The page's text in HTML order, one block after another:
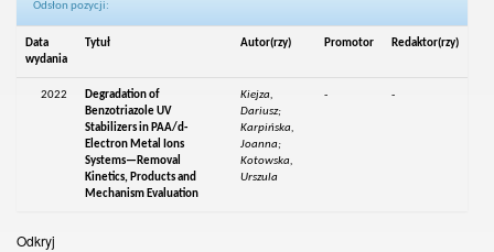
Odsłon pozycji:
Data
wydania
Tytuł Autor(rzy) Promotor Redaktor(rzy)
2022
Degradation of
Benzotriazole UV
Stabilizers in PAA/d-
Electron Metal Ions
Systems—Removal
Kinetics, Products and
Mechanism Evaluation
Kiejza,
Dariusz;
Karpińska,
Joanna;
Kotowska,
Urszula
- -
Odkryj